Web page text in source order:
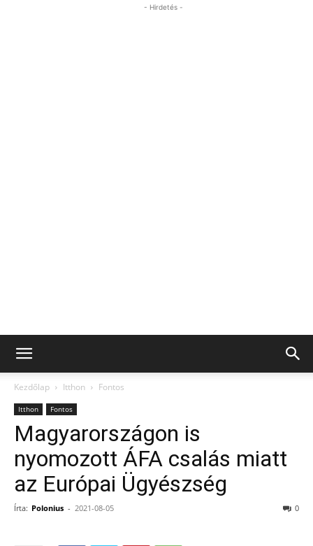
- Hirdetés -
Kezdőlap Itthon Fontos
Itthon Fontos
Magyarországon is
nyomozott ÁFA csalás miatt
az Európai Ügyészség
Írta: Polonius - 2021-08-05 0